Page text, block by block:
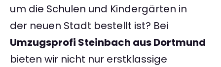
um die Schulen und Kindergärten in
der neuen Stadt bestellt ist? Bei
Umzugsprofi Steinbach aus Dortmund
bieten wir nicht nur erstklassige